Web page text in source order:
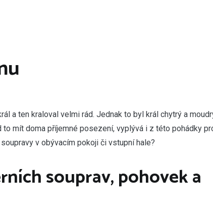
a ten kraloval velmi rád. Jednak to byl král chytrý a
to mít doma příjemné posezení, vyplývá i z této pohádky
v obývacím pokoji či vstupní hale?
souprav, pohovek a